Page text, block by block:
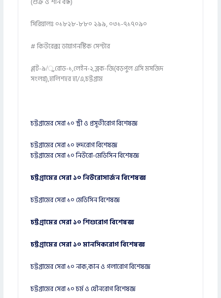
সিরিয়ালঃ ০১৮২৮-৮৮০ ২৯৯, ০৩১-৭১৭০৯০
# কিউরেক্স ডায়াগনস্টিক সেন্টার
প্লট-৯/ু,রোড-১,লেইন-২,ব্লক-জি(বড়পুল এসি মসজিদ
সংলগ্ন),হালিশহর হা/এ,চট্টগ্রাম
চট্টগ্রামের সেরা ১০ স্ত্রী ও প্রসূতীরোগ বিশেষজ্ঞ
চট্টগ্রামের সেরা ১০ হৃদরোগ বিশেষজ্ঞ
চট্টগ্রামের সেরা ১০ নিউরো-মেডিসিন বিশেষজ্ঞ
চট্টগ্রামের সেরা ১০ নিউরোসার্জন বিশেষজ্ঞ
চট্টগ্রামের সেরা ১০ মেডিসিন বিশেষজ্ঞ
চট্টগ্রামের সেরা ১০ শিশুরোগ বিশেষজ্ঞ
চট্টগ্রামের সেরা ১০ মানসিকরোগ বিশেষজ্ঞ
চট্টগ্রামের সেরা ১০ নাক,কান ও গলারোগ বিশেষজ্ঞ
চট্টগ্রামের সেরা ১০ চর্ম ও যৌনরোগ বিশেষজ্ঞ